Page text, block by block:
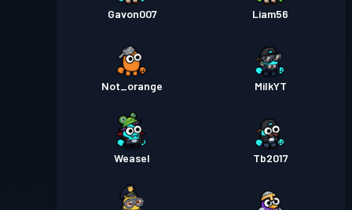
Gavon007 Liam56
Not_orange MilkYT
Weasel Tb2017